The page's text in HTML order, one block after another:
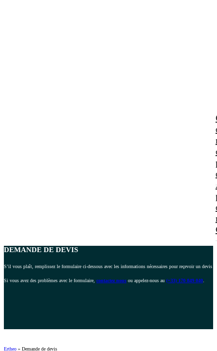
DEMANDE DE DEVIS
S’il vous plaît, remplissez le formulaire ci-dessous avec les informations nécessaires pour reçevoir un devis
Si vous avez des problèmes avec le formulaire, contactez nous ou appelez-nous au (+33) 170 849 040
Ertheo » Demande de devis